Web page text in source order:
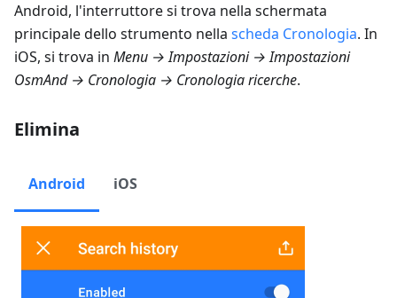
Android, l'interruttore si trova nella schermata
principale dello strumento nella scheda Cronologia. In
iOS, si trova in Menu → Impostazioni → Impostazioni
OsmAnd → Cronologia → Cronologia ricerche.
Elimina
Android iOS